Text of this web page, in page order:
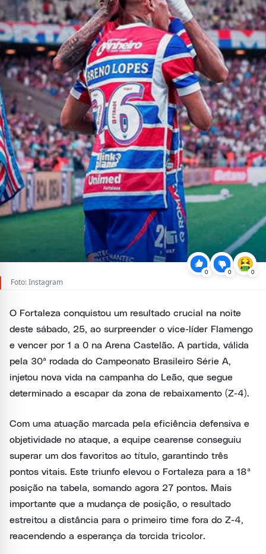
0 0 0
Foto: Instagram
O Fortaleza conquistou um resultado crucial na noite
deste sábado, 25, ao surpreender o vice-líder Flamengo
e vencer por 1 a 0 na Arena Castelão. A partida, válida
pela 30ª rodada do Campeonato Brasileiro Série A,
injetou nova vida na campanha do Leão, que segue
determinado a escapar da zona de rebaixamento (Z-4).
Com uma atuação marcada pela eficiência defensiva e
objetividade no ataque, a equipe cearense conseguiu
superar um dos favoritos ao título, garantindo três
pontos vitais. Este triunfo elevou o Fortaleza para a 18ª
posição na tabela, somando agora 27 pontos. Mais
importante que a mudança de posição, o resultado
estreitou a distância para o primeiro time fora do Z-4,
reacendendo a esperança da torcida tricolor.